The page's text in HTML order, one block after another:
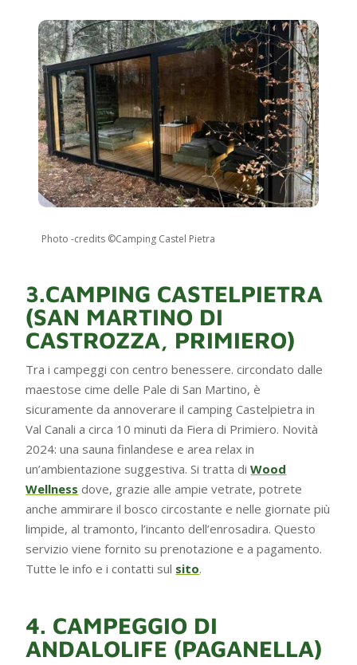
Photo -credits ©Camping Castel Pietra
3.CAMPING CASTELPIETRA
(SAN MARTINO DI
CASTROZZA, PRIMIERO)
Tra i campeggi con centro benessere. circondato dalle
maestose cime delle Pale di San Martino, è
sicuramente da annoverare il camping Castelpietra in
Val Canali a circa 10 minuti da Fiera di Primiero. Novità
2024: una sauna finlandese e area relax in
un’ambientazione suggestiva. Si tratta diWood
Wellness dove, grazie alle ampie vetrate, potrete
anche ammirare il bosco circostante e nelle giornate più
limpide, al tramonto, l’incanto dell’enrosadira. Questo
servizio viene fornito su prenotazione e a pagamento.
Tutte le info e i contatti sul sito.
4. CAMPEGGIO DI
ANDALOLIFE (PAGANELLA)